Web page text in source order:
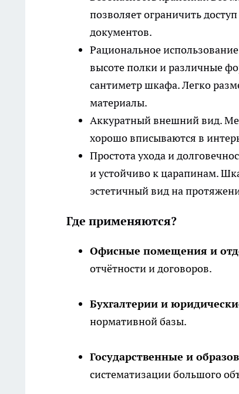
позволяет ограничить
документов.
Рациональное
высоте полки и различные
сантиметр шкафа. Легко
материалы.
Аккуратный внешний вид.
хорошо вписываются в
Простота ухода и
и устойчиво к царапинам.
эстетичный вид на
Где применяются?
Офисные помещения и
отчётности и договоров.
Бухгалтерии и
нормативной базы.
Государственные и
систематизации большого